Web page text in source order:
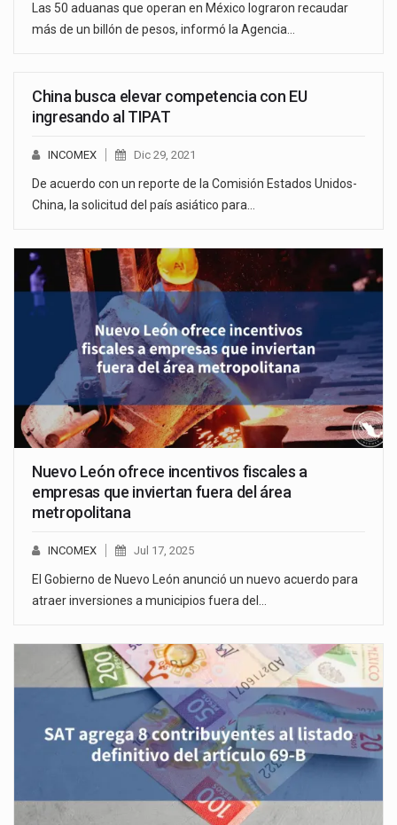
Las 50 aduanas que operan en México lograron recaudar
más de un billón de pesos, informó la Agencia…
China busca elevar competencia con EU
ingresando al TIPAT
INCOMEX Dic 29, 2021
De acuerdo con un reporte de la Comisión Estados Unidos-
China, la solicitud del país asiático para…
Nuevo León ofrece incentivos fiscales a
empresas que inviertan fuera del área
metropolitana
INCOMEX Jul 17, 2025
El Gobierno de Nuevo León anunció un nuevo acuerdo para
atraer inversiones a municipios fuera del…